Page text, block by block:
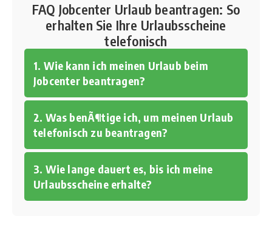
FAQ Jobcenter Urlaub beantragen: So
erhalten Sie Ihre Urlaubsscheine
telefonisch
1. Wie kann ich meinen Urlaub beim
Jobcenter beantragen?
2. Was benÃ¶tige ich, um meinen Urlaub
telefonisch zu beantragen?
3. Wie lange dauert es, bis ich meine
Urlaubsscheine erhalte?